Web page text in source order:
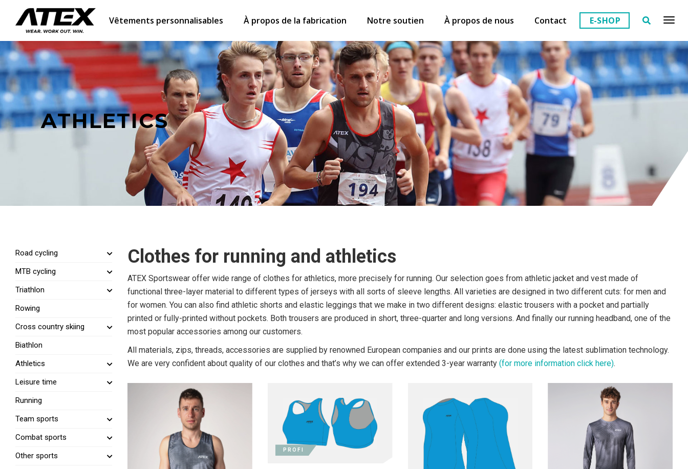
Vêtements personnalisables À propos de la fabrication Notre soutien À propos de nous Contact E-SHOP
ATHLETICS
Road cycling
MTB cycling
Triathlon
Rowing
Cross country skiing
Biathlon
Athletics
Leisure time
Running
Team sports
Combat sports
Other sports
Clothes for running and athletics
ATEX Sportswear offer wide range of clothes for athletics, more precisely for running. Our selection goes from athletic jacket and vest made of
functional three-layer material to different types of jerseys with all sorts of sleeve lengths. All varieties are designed in two different cuts: for men and
for women. You can also find athletic shorts and elastic leggings that we make in two different designs: elastic trousers with a pocket and partially
printed or fully-printed without pockets. Both trousers are produced in short, three-quarter and long versions. And finally our running headband, one of the
most popular accessories among our customers.
All materials, zips, threads, accessories are supplied by renowned European companies and our prints are done using the latest sublimation technology.
We are very confident about quality of our clothes and that’s why we can offer extended 3-year warranty (for more information click here).
PROFI